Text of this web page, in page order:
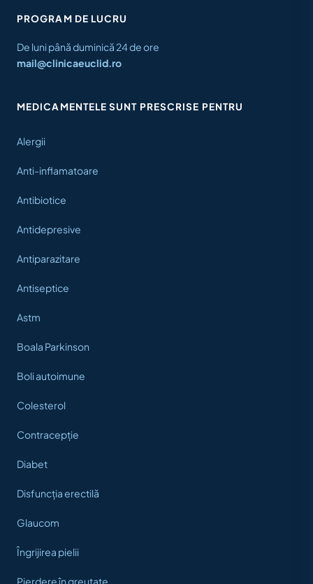
PROGRAM DE LUCRU
De luni până duminică 24 de ore
mail@clinicaeuclid.ro
MEDICAMENTELE SUNT PRESCRISE PENTRU
Alergii
Anti-inflamatoare
Antibiotice
Antidepresive
Antiparazitare
Antiseptice
Astm
Boala Parkinson
Boli autoimune
Colesterol
Contracepție
Diabet
Disfuncția erectilă
Glaucom
Îngrijirea pielii
Pierdere în greutate